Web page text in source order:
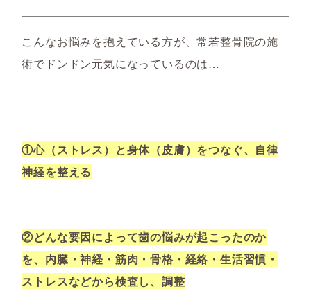
こんなお悩みを抱えている方が、常若整骨院の施
術でドンドン元気になっているのは…
①心（ストレス）と身体（皮膚）をつなぐ、自律
神経を整える
②どんな要因によって歯の悩みが起こったのか
を、内臓・神経・筋肉・骨格・経絡・生活習慣・
ストレスなどから検査し、調整